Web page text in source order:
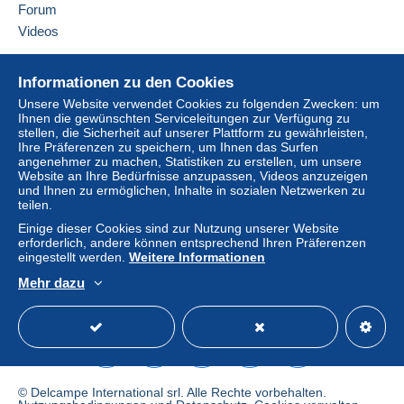
Eine Zahlung, die nicht über
integrierte Zahlungssystem erfolgt
Käufers nach sich ziehen.
Sollten die Verkaufsbedingungen des Verkäufers
Klauseln enthalten, die sich auf die Zahlung
beziehen, sind diese Klauseln als nichtig zu
betrachten. Es gelten ausschließlich die
Zahlungsbedingungen der Delcampe-Website, wie
Käufe müssen, nachdem der Verkäufer die
Endabrechnung geschickt hat, innerhalb von
Tagen
Garantie:
Widerrufsrecht
Rücksendekosten gehen zu
Lasten des Käufers.
des Kaufbetrags finden Sie in derDelcampe-
Informationen zu den Cookies
Unsere Website verwendet Cookies zu folgenden Zwecken: um
Ihnen die gewünschten Serviceleitungen zur Verfügung zu
stellen, die Sicherheit auf unserer Plattform zu gewährleisten,
Ihre Präferenzen zu speichern, um Ihnen das Surfen
angenehmer zu machen, Statistiken zu erstellen, um unsere
Website an Ihre Bedürfnisse anzupassen, Videos anzuzeigen
und Ihnen zu ermöglichen, Inhalte in sozialen Netzwerken zu
teilen.
Einige dieser Cookies sind zur Nutzung unserer Website
erforderlich, andere können entsprechend Ihren Präferenzen
eingestellt werden. Weitere Informationen
Mehr dazu
Forum
Videos
Online-Hilfe
Auf Delcampe kaufen
Auf Delcampe verkaufen
Eine sichere Website
© Delcampe International srl. Alle Rechte vorbehalten.